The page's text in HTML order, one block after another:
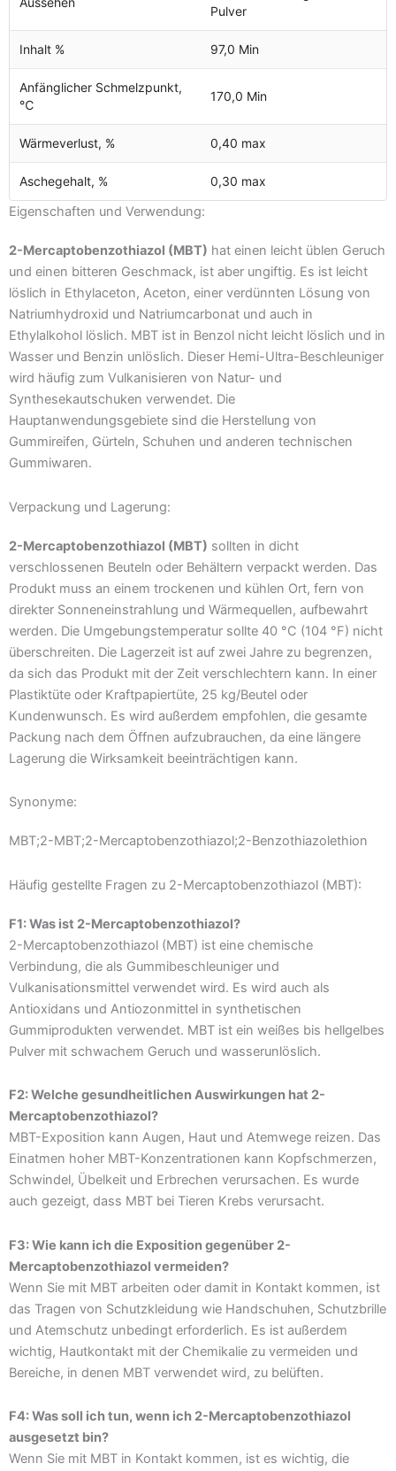
Pulver
Inhalt % 97,0 Min
Anfänglicher Schmelzpunkt,
℃
170,0 Min
Wärmeverlust, % 0,40 max
Aschegehalt, % 0,30 max
Eigenschaften und Verwendung:
2-Mercaptobenzothiazol (MBT) hat einen leicht üblen Geruch
und einen bitteren Geschmack, ist aber ungiftig. Es ist leicht
löslich in Ethylaceton, Aceton, einer verdünnten Lösung von
Natriumhydroxid und Natriumcarbonat und auch in
Ethylalkohol löslich. MBT ist in Benzol nicht leicht löslich und in
Wasser und Benzin unlöslich. Dieser Hemi-Ultra-Beschleuniger
wird häufig zum Vulkanisieren von Natur- und
Synthesekautschuken verwendet. Die
Hauptanwendungsgebiete sind die Herstellung von
Gummireifen, Gürteln, Schuhen und anderen technischen
Gummiwaren.
Verpackung und Lagerung:
2-Mercaptobenzothiazol (MBT) sollten in dicht
verschlossenen Beuteln oder Behältern verpackt werden. Das
Produkt muss an einem trockenen und kühlen Ort, fern von
direkter Sonneneinstrahlung und Wärmequellen, aufbewahrt
werden. Die Umgebungstemperatur sollte 40 °C (104 °F) nicht
überschreiten. Die Lagerzeit ist auf zwei Jahre zu begrenzen,
da sich das Produkt mit der Zeit verschlechtern kann. In einer
Plastiktüte oder Kraftpapiertüte, 25 kg/Beutel oder
Kundenwunsch. Es wird außerdem empfohlen, die gesamte
Packung nach dem Öffnen aufzubrauchen, da eine längere
Lagerung die Wirksamkeit beeinträchtigen kann.
Synonyme:
MBT;2-MBT;2-Mercaptobenzothiazol;2-Benzothiazolethion
Häufig gestellte Fragen zu 2-Mercaptobenzothiazol (MBT):
F1: Was ist 2-Mercaptobenzothiazol?
2-Mercaptobenzothiazol (MBT) ist eine chemische
Verbindung, die als Gummibeschleuniger und
Vulkanisationsmittel verwendet wird. Es wird auch als
Antioxidans und Antiozonmittel in synthetischen
Gummiprodukten verwendet. MBT ist ein weißes bis hellgelbes
Pulver mit schwachem Geruch und wasserunlöslich.
F2: Welche gesundheitlichen Auswirkungen hat 2-
Mercaptobenzothiazol?
MBT-Exposition kann Augen, Haut und Atemwege reizen. Das
Einatmen hoher MBT-Konzentrationen kann Kopfschmerzen,
Schwindel, Übelkeit und Erbrechen verursachen. Es wurde
auch gezeigt, dass MBT bei Tieren Krebs verursacht.
F3: Wie kann ich die Exposition gegenüber 2-
Mercaptobenzothiazol vermeiden?
Wenn Sie mit MBT arbeiten oder damit in Kontakt kommen, ist
das Tragen von Schutzkleidung wie Handschuhen, Schutzbrille
und Atemschutz unbedingt erforderlich. Es ist außerdem
wichtig, Hautkontakt mit der Chemikalie zu vermeiden und
Bereiche, in denen MBT verwendet wird, zu belüften.
F4: Was soll ich tun, wenn ich 2-Mercaptobenzothiazol
ausgesetzt bin?
Wenn Sie mit MBT in Kontakt kommen, ist es wichtig, die